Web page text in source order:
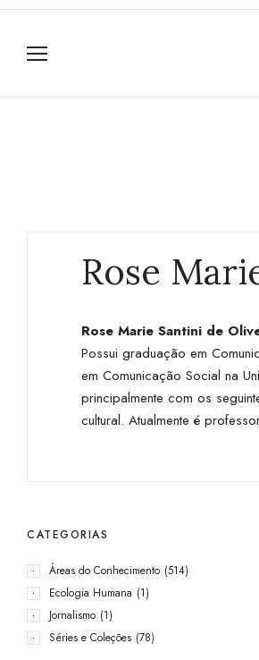
Rose
Rose Marie Santini de
Possui graduação em
em Comunicação Social na
principalmente com os
cultural. Atualmente é
CATEGORIAS
Áreas do Conhecimento (514)
Ecologia Humana (1)
Jornalismo (1)
Séries e Coleções (78)